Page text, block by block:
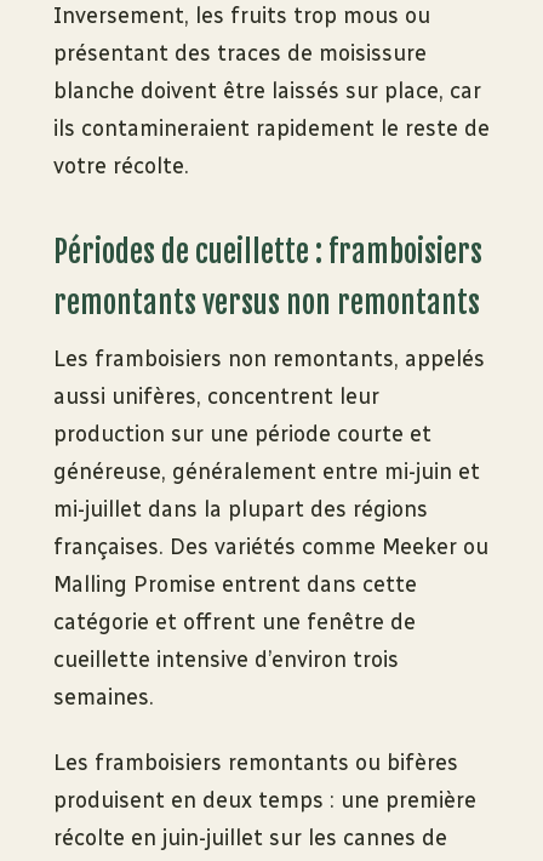
Inversement, les fruits trop mous ou
présentant des traces de moisissure
blanche doivent être laissés sur place, car
ils contamineraient rapidement le reste de
votre récolte.
Périodes de cueillette : framboisiers
remontants versus non remontants
Les framboisiers non remontants, appelés
aussi unifères, concentrent leur
production sur une période courte et
généreuse, généralement entre mi-juin et
mi-juillet dans la plupart des régions
françaises. Des variétés comme Meeker ou
Malling Promise entrent dans cette
catégorie et offrent une fenêtre de
cueillette intensive d’environ trois
semaines.
Les framboisiers remontants ou bifères
produisent en deux temps : une première
récolte en juin-juillet sur les cannes de